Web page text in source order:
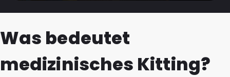
Was bedeutet
medizinisches Kitting?